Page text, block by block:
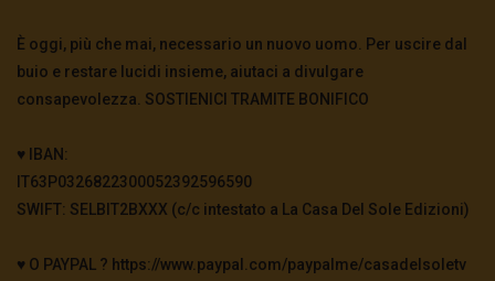
È oggi, più che mai, necessario un nuovo uomo. Per uscire dal
buio e restare lucidi insieme, aiutaci a divulgare
consapevolezza. SOSTIENICI TRAMITE BONIFICO
♥️ IBAN:
IT63P0326822300052392596590
SWIFT: SELBIT2BXXX (c/c intestato a La Casa Del Sole Edizioni)
♥️ O PAYPAL ? https://www.paypal.com/paypalme/casadelsoletv